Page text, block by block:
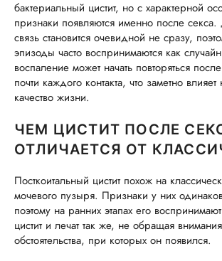
бактериальный цистит, но с характерной
признаки появляются именно после секса.
связь становится очевидной не сразу,
эпизоды часто воспринимаются как
воспаление может начать повторяться
почти каждого контакта, что заметно
качество жизни.
ЧЕМ ЦИСТИТ ПОСЛЕ
ОТЛИЧАЕТСЯ ОТ
Посткоитальный цистит похож на
мочевого пузыря. Признаки у них
поэтому на ранних этапах его
цистит и лечат так же, не обращая
обстоятельства, при которых он появился.